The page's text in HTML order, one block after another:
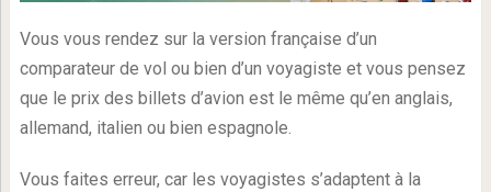
Vous vous rendez sur la version française d’un
comparateur de vol ou bien d’un voyagiste et vous pensez
que le prix des billets d’avion est le même qu’en anglais,
allemand, italien ou bien espagnole.
Vous faites erreur, car les voyagistes s’adaptent à la